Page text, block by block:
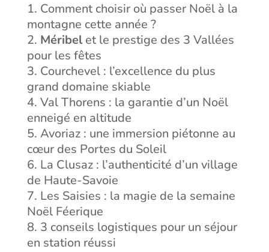
Comment choisir où passer Noël à la
montagne cette année ?
Méribelet le prestige des 3 Vallées
pour les fêtes
Courchevel : l’excellence du plus
grand domaine skiable
Val Thorens : la garantie d’un Noël
enneigé en altitude
Avoriaz : une immersion piétonne au
cœur des Portes du Soleil
La Clusaz : l’authenticité d’un village
de Haute-Savoie
Les Saisies : la magie de la semaine
Noël Féerique
3 conseils logistiques pour un séjour
en station réussi